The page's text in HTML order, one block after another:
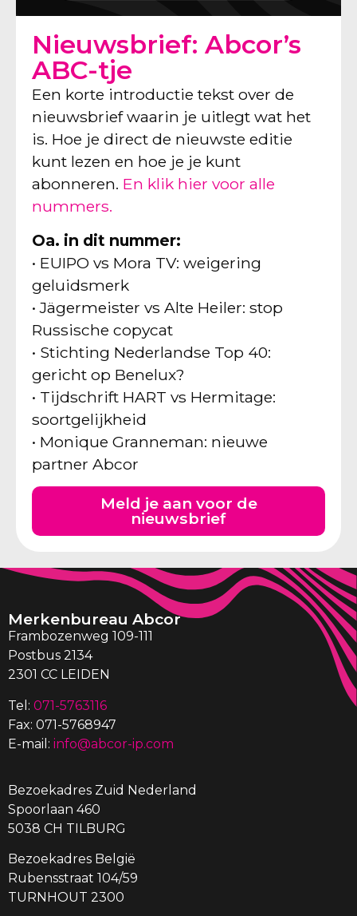
Nieuwsbrief: Abcor’s
ABC-tje
Een korte introductie tekst over de
nieuwsbrief waarin je uitlegt wat het
is. Hoe je direct de nieuwste editie
kunt lezen en hoe je je kunt
abonneren. En klik hier voor alle
nummers.
Oa. in dit nummer:
• EUIPO vs Mora TV: weigering
geluidsmerk
• Jägermeister vs Alte Heiler: stop
Russische copycat
• Stichting Nederlandse Top 40:
gericht op Benelux?
• Tijdschrift HART vs Hermitage:
soortgelijkheid
• Monique Granneman: nieuwe
partner Abcor
Meld je aan voor de
nieuwsbrief
Merkenbureau Abcor
Frambozenweg 109-111
Postbus 2134
2301 CC LEIDEN
Tel: 071-5763116
Fax: 071-5768947
E-mail: info@abcor-ip.com
Bezoekadres Zuid Nederland
Spoorlaan 460
5038 CH TILBURG
Bezoekadres België
Rubensstraat 104/59
TURNHOUT 2300